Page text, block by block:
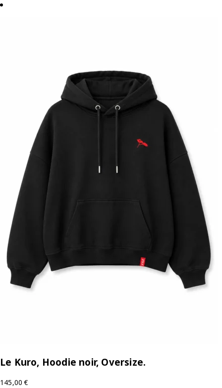
Le Kuro, Hoodie noir, Oversize.
145,00€